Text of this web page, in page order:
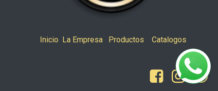
Inicio La Empresa Productos Catalogos